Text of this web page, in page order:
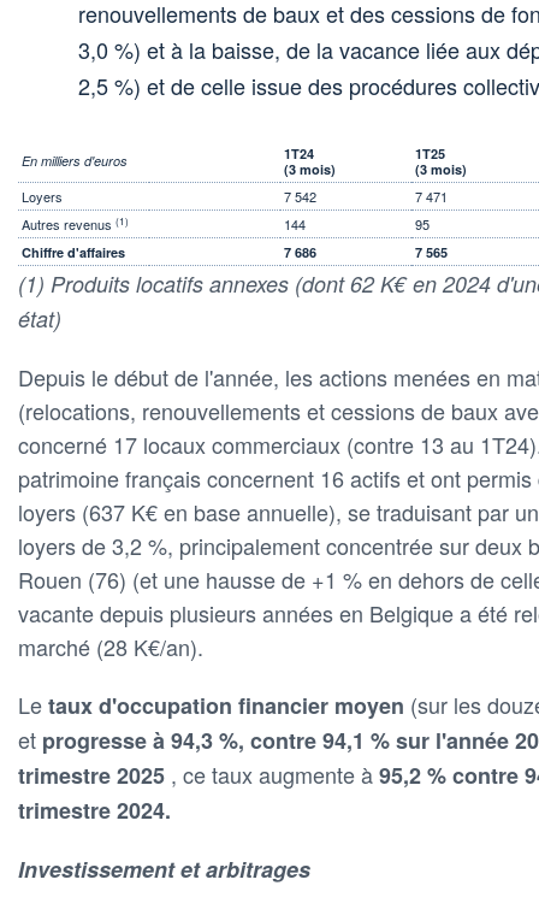
renouvellements de baux et des cessions de
3,0 %) et à la baisse, de la vacance liée aux
2,5 %) et de celle issue des procédures
En milliers d'euros
1T24
(3 mois)
1T25
(3 mois)
Loyers 7 542
7 471
Autres revenus (1) 144 95
Chiffre d'affaires 7 686 7 565
(1) Produits locatifs annexes (dont 62 K€ en 2024
état)
Depuis le début de l'année, les actions menées en
(relocations, renouvellements et cessions de baux
concerné 17 locaux commerciaux (contre 13 au
patrimoine français concernent 16 actifs et ont
loyers (637 K€ en base annuelle), se traduisant par
loyers de 3,2 %, principalement concentrée sur deux
Rouen (76) (et une hausse de +1 % en dehors de
vacante depuis plusieurs années en Belgique a été
marché (28 K€/an).
Letaux d'occupation financier moyen (sur les
et progresse à 94,3 %, contre 94,1 % sur l'année
trimestre 2025 , ce taux augmente à95,2 % contre
trimestre 2024.
Investissement et arbitrages